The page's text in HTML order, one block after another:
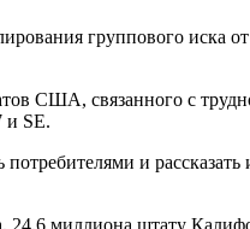
группового иска
США, связанного с
и SE.
и